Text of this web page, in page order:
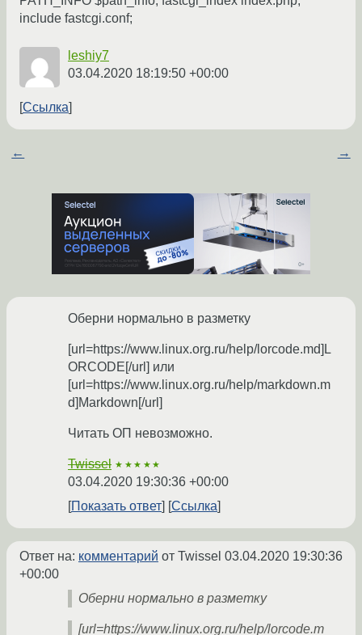
include fastcgi.conf;
leshiy7
03.04.2020 18:19:50 +00:00
Ссылка
← →
Оберни нормально в разметку
[url=https://www.linux.org.ru/help/lorcode.md]L
ORCODE[/url] или
[url=https://www.linux.org.ru/help/markdown.m
d]Markdown[/url]
Читать ОП невозможно.
Twissel ★★★★★
03.04.2020 19:30:36 +00:00
Показать ответ
Ссылка
Ответ на: комментарий от Twissel 03.04.2020 19:30:36
+00:00
Оберни нормально в разметку
[url=https://www.linux.org.ru/help/lorcode.m